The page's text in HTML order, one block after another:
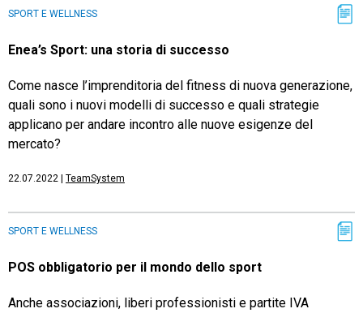
SPORT E WELLNESS
Enea’s Sport: una storia di successo
Come nasce l’imprenditoria del fitness di nuova generazione,
quali sono i nuovi modelli di successo e quali strategie
applicano per andare incontro alle nuove esigenze del
mercato?
22.07.2022 TeamSystem
SPORT E WELLNESS
POS obbligatorio per il mondo dello sport
Anche associazioni, liberi professionisti e partite IVA